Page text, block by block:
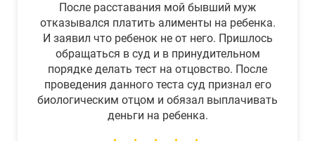
После расставания мой бывший муж
отказывался платить алименты на ребенка.
И заявил что ребенок не от него. Пришлось
обращаться в суд и в принудительном
порядке делать тест на отцовство. После
проведения данного теста суд признал его
биологическим отцом и обязал выплачивать
деньги на ребенка.